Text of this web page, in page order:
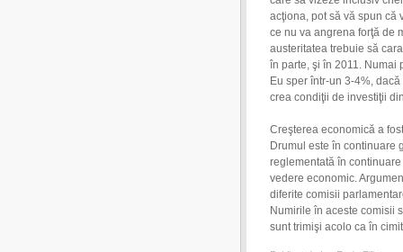
acţiona, pot să vă spun că
ce nu va angrena forţă de
austeritatea trebuie să
în parte, şi în 2011. Numai
Eu sper într-un 3-4%,
crea condiţii de investiţii
Creşterea economică a
Drumul este în continuare
reglementată în
vedere economic.
diferite comisii
Numirile în aceste comisii
sunt trimişi acolo ca în